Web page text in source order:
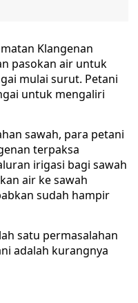
Klangenan
pasokan air untuk
mulai surut. Petani
untuk mengaliri
sawah, para petani
terpaksa
irigasi bagi sawah
air ke sawah
sudah hampir
satu permasalahan
adalah kurangnya